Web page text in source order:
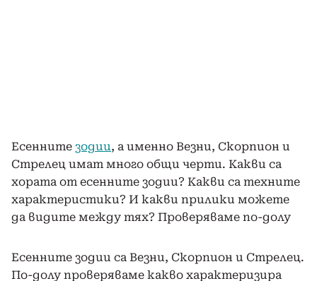
Есенните зодии, а именно Везни, Скорпион и
Стрелец имат много общи черти. Какви са
хората от есенните зодии? Какви са техните
характеристики? И какви прилики можете
да видите между тях? Проверяваме по-долу
Есенните зодии са Везни, Скорпион и Стрелец.
По-долу проверяваме какво характеризира